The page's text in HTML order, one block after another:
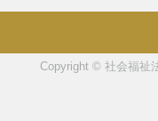
Copyright © 社会福祉